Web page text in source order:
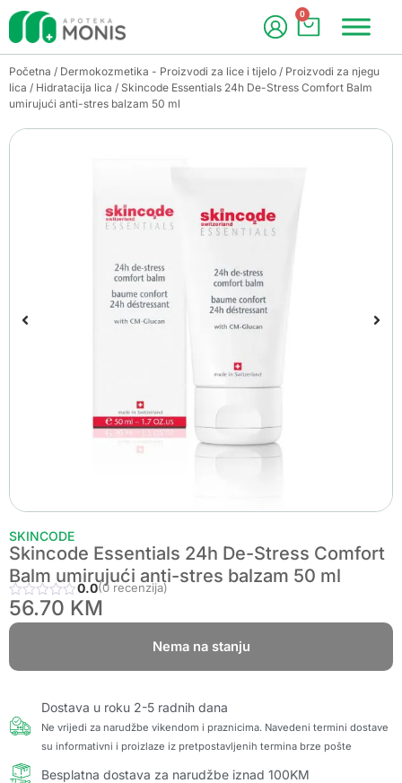
0
Početna / Dermokozmetika - Proizvodi za lice i tijelo / Proizvodi za njegu
lica / Hidratacija lica / Skincode Essentials 24h De-Stress Comfort Balm
umirujući anti-stres balzam 50 ml
SKINCODE
Skincode Essentials 24h De-Stress Comfort
Balm umirujući anti-stres balzam 50 ml
0.0(0 recenzija)
56.70 KM
Nema na stanju
Dostava u roku 2-5 radnih dana
Ne vrijedi za narudžbe vikendom i praznicima. Navedeni termini dostave
su informativni i proizlaze iz pretpostavljenih termina brze pošte
Besplatna dostava za narudžbe iznad 100KM